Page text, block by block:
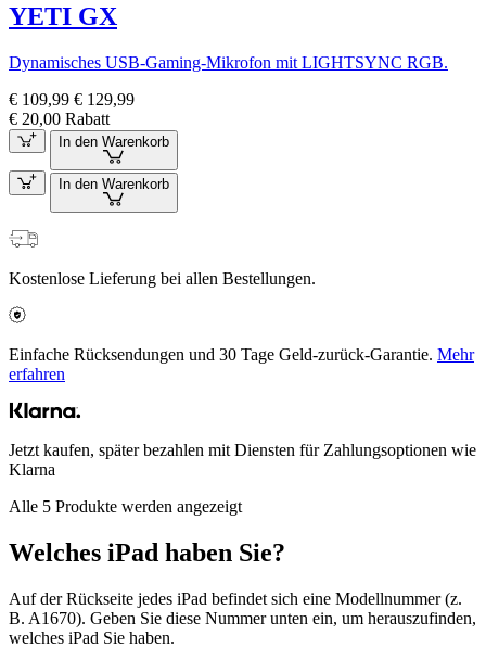
YETI GX
Dynamisches USB-Gaming-Mikrofon mit LIGHTSYNC RGB.
€ 109,99 € 129,99
€ 20,00 Rabatt
In den Warenkorb
In den Warenkorb
Kostenlose Lieferung bei allen Bestellungen.
Einfache Rücksendungen und 30 Tage Geld-zurück-Garantie. Mehr
erfahren
Jetzt kaufen, später bezahlen mit Diensten für Zahlungsoptionen wie
Klarna
Alle 5 Produkte werden angezeigt
Welches iPad haben Sie?
Auf der Rückseite jedes iPad befindet sich eine Modellnummer (z.
B. A1670). Geben Sie diese Nummer unten ein, um herauszufinden,
welches iPad Sie haben.